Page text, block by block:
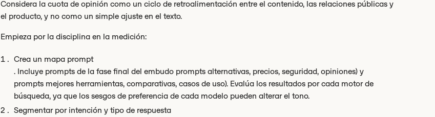
Considera la cuota de opinión como un ciclo de retroalimentación entre el contenido, las relaciones públicas y
el producto, y no como un simple ajuste en el texto.
Empieza por la disciplina en la medición:
Crea un mapa prompt
. Incluye prompts de la fase final del embudo prompts alternativas, precios, seguridad, opiniones) y
prompts mejores herramientas, comparativas, casos de uso). Evalúa los resultados por cada motor de
búsqueda, ya que los sesgos de preferencia de cada modelo pueden alterar el tono.
Segmentar por intención y tipo de respuesta